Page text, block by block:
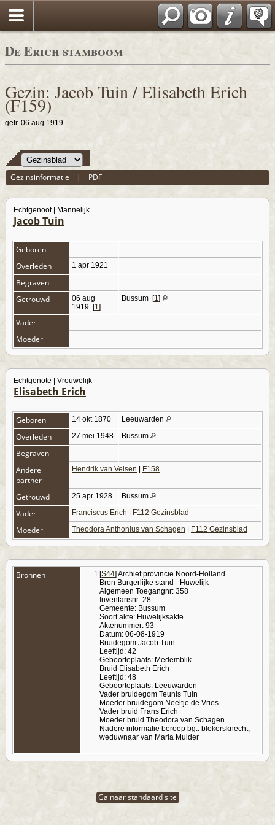
De Erich stamboom
Gezin: Jacob Tuin / Elisabeth Erich
(F159)
getr. 06 aug 1919
Gezinsinformatie | PDF
Echtgenoot | Mannelijk
Jacob Tuin
Geboren
Overleden
1 apr 1921
Begraven
Getrouwd
06 aug
1919 [1]
Bussum [1]
Vader
Moeder
Echtgenote | Vrouwelijk
Elisabeth Erich
Geboren 14 okt 1870 Leeuwarden
Overleden 27 mei 1948 Bussum
Begraven
Andere
partner
Hendrik van Velsen F158
Getrouwd 25 apr 1928 Bussum
Vader Franciscus Erich F112 Gezinsblad
Moeder Theodora Anthonius van Schagen F112 Gezinsblad
Bronnen [S44] Archief provincie Noord-Holland.
Bron Burgerlijke stand - Huwelijk
Algemeen Toegangnr: 358
Inventarisnr: 28
Gemeente: Bussum
Soort akte: Huwelijksakte
Aktenummer: 93
Datum: 06-08-1919
Bruidegom Jacob Tuin
Leeftijd: 42
Geboorteplaats: Medemblik
Bruid Elisabeth Erich
Leeftijd: 48
Geboorteplaats: Leeuwarden
Vader bruidegom Teunis Tuin
Moeder bruidegom Neeltje de Vries
Vader bruid Frans Erich
Moeder bruid Theodora van Schagen
Nadere informatie beroep bg.: blekersknecht;
weduwnaar van Maria Mulder
Ga naar standaard site